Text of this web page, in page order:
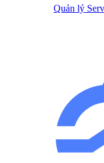
Quản lý